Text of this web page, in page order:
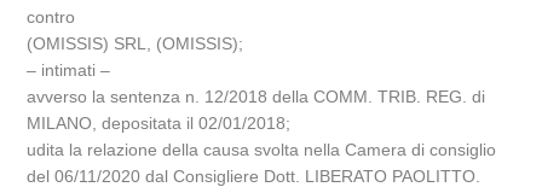
contro
(OMISSIS) SRL, (OMISSIS);
– intimati –
avverso la sentenza n. 12/2018 della COMM. TRIB. REG. di
MILANO, depositata il 02/01/2018;
udita la relazione della causa svolta nella Camera di consiglio
del 06/11/2020 dal Consigliere Dott. LIBERATO PAOLITTO.